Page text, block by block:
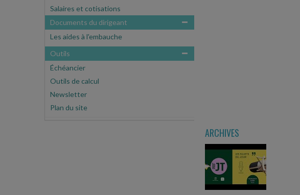
Salaires et cotisations
Documents du dirigeant
Les aides à l'embauche
Outils
Échéancier
Outils de calcul
Newsletter
Plan du site
ARCHIVES